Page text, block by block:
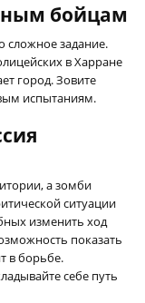
бойцам
сложное задание.
в Харране
город. Зовите
испытаниям.
а зомби
ситуации
изменить ход
показать
в борьбе.
себе путь